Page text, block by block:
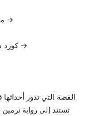
مقاطع دبلجة عربية كورد سعيد و شورى →
كورد سعيد وشورى بالدبلجة العربية الحلقات →
القصة التي تدور
تستند إلى رواية